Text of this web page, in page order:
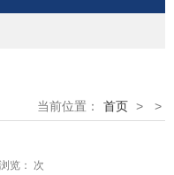
当前位置： 首页 > >
浏览： 次